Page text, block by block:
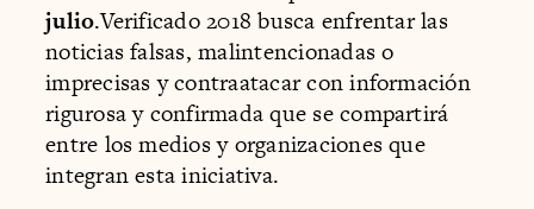
julio.Verificado 2018 busca enfrentar las
noticias falsas, malintencionadas o
imprecisas y contraatacar con información
rigurosa y confirmada que se compartirá
entre los medios y organizaciones que
integran esta iniciativa.